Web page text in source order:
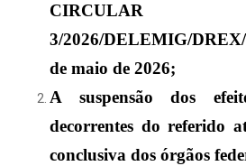
3/2026/DELEMIG/
de maio de 2026;
A suspensão dos
decorrentes do referido
conclusiva dos órgãos